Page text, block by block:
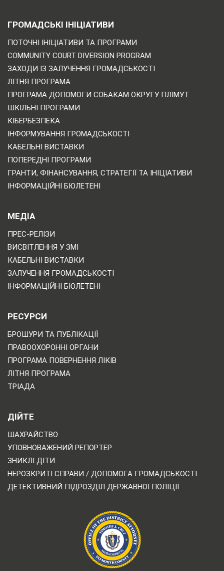
ГРОМАДСЬКІ ІНІЦІАТИВИ
ПОТОЧНІ ІНІЦІАТИВИ ТА ПРОГРАМИ
COMMUNITY COURT DIVERSION PROGRAM
ЗАХОДИ ІЗ ЗАЛУЧЕННЯ ГРОМАДСЬКОСТІ
ЛІТНЯ ПРОГРАМА
ПРОГРАМА ДОПОМОГИ СОБАКАМ ОКРУГУ ПЛІМУТ
ШКІЛЬНІ ПРОГРАМИ
КІБЕРБЕЗПЕКА
ІНФОРМУВАННЯ ГРОМАДСЬКОСТІ
КАБЕЛЬНІ ВИСТАВКИ
ПОПЕРЕДНІ ПРОГРАМИ
ГРАНТИ, ФІНАНСУВАННЯ, СТРАТЕГІЇ ТА ІНІЦІАТИВИ
ІНФОРМАЦІЙНІ БЮЛЕТЕНІ
МЕДІА
ПРЕС-РЕЛІЗИ
ВИСВІТЛЕННЯ У ЗМІ
КАБЕЛЬНІ ВИСТАВКИ
ЗАЛУЧЕННЯ ГРОМАДСЬКОСТІ
ІНФОРМАЦІЙНІ БЮЛЕТЕНІ
РЕСУРСИ
БРОШУРИ ТА ПУБЛІКАЦІЇ
ПРАВООХОРОННІ ОРГАНИ
ПРОГРАМА ПОВЕРНЕННЯ ЛІКІВ
ЛІТНЯ ПРОГРАМА
ТРІАДА
ДІЙТЕ
ШАХРАЙСТВО
УПОВНОВАЖЕНИЙ РЕПОРТЕР
ЗНИКЛІ ДІТИ
НЕРОЗКРИТІ СПРАВИ / ДОПОМОГА ГРОМАДСЬКОСТІ
ДЕТЕКТИВНИЙ ПІДРОЗДІЛ ДЕРЖАВНОЇ ПОЛІЦІЇ